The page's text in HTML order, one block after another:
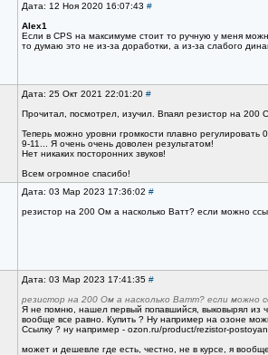
Дата: 12 Ноя 2020 16:07:43 #
Alex1
Если в CPS на максимуме стоит то ручную у меня
то думаю это не из-за доработки, а из-за слабого
Дата: 25 Окт 2021 22:01:20 #
Прочитал, посмотрел, изучил. Впаял резистор на 200
Теперь можно уровни громкости плавно
9-11... Я очень очень доволен результатом!
Нет никаких посторонних звуков!
Всем огромное спасибо!
Дата: 03 Мар 2023 17:36:02 #
резистор на 200 Ом а насколько Ватт? если можно
Дата: 03 Мар 2023 17:41:35 #
резистор на 200 Ом а насколько Ватт? если можно
Я не помню, нашел первый попавшийся, выковырял из
вообще все равно. Купить ? Ну например на озоне
Ссылку ? ну например - ozon.ru/product/rezistor-
может и дешевле где есть, честно, не в курсе, я